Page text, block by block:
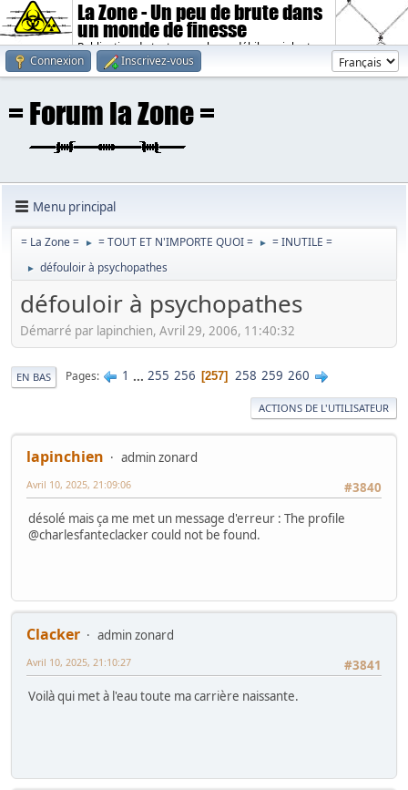
La Zone - Un peu de brute dans
un monde de finesse
Publication de textes sombres, débiles, violents.
Connexion
Inscrivez-vous
Menu principal
= La Zone = ► = TOUT ET N'IMPORTE QUOI = ► = INUTILE =
► défouloir à psychopathes
défouloir à psychopathes
Démarré par lapinchien, Avril 29, 2006, 11:40:32
EN BAS Pages 1 ... 255 256 257 258 259 260
ACTIONS DE L'UTILISATEUR
lapinchien
admin zonard
#3840
Avril 10, 2025, 21:09:06
désolé mais ça me met un message d'erreur : The profile
@charlesfanteclacker could not be found.
Clacker
admin zonard
#3841
Avril 10, 2025, 21:10:27
Voilà qui met à l'eau toute ma carrière naissante.